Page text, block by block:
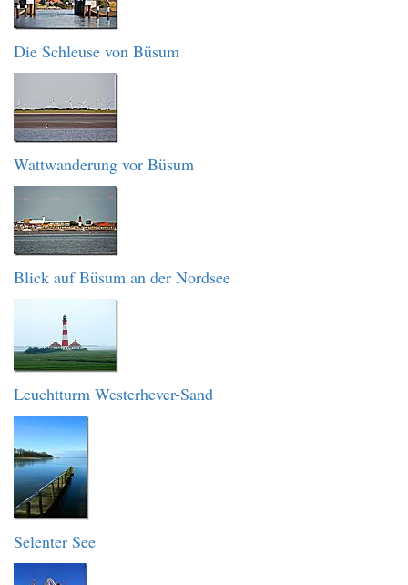
Die Schleuse von Büsum
Wattwanderung vor Büsum
Blick auf Büsum an der Nordsee
Leuchtturm Westerhever-Sand
Selenter See